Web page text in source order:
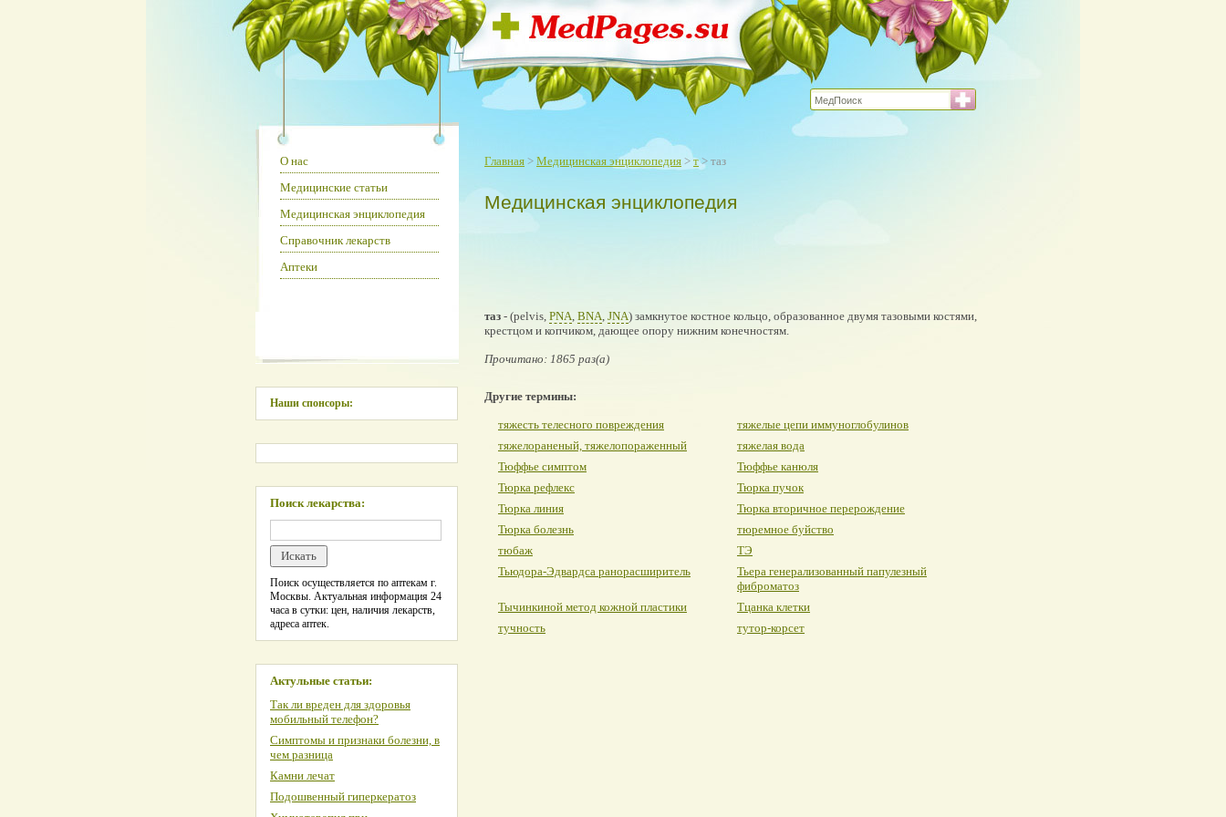
Главная > Медицинская энциклопедия > т> таз
Медицинская энциклопедия
таз - (pelvis, PNA, BNA, JNA) замкнутое костное кольцо, образованное двумя тазовыми костями,
крестцом и копчиком, дающее опору нижним конечностям.
Прочитано: 1865 раз(а)
Другие термины:
тяжесть телесного повреждения
тяжелые цепи иммуноглобулинов
тяжелораненый, тяжелопораженный
тяжелая вода
Тюффье симптом
Тюффье канюля
Тюрка рефлекс
Тюрка пучок
Тюрка линия
Тюрка вторичное перерождение
Тюрка болезнь
тюремное буйство
тюбаж
ТЭ
Тьюдора-Эдвардса ранорасширитель
Тьера генерализованный папулезный
фиброматоз
Тычинкиной метод кожной пластики
Тцанка клетки
тучность
тутор-корсет
О нас
Медицинские статьи
Медицинская энциклопедия
Справочник лекарств
Аптеки
Наши спонсоры:
Поиск лекарства:
Поиск осуществляется по аптекам г.
Москвы. Актуальная информация 24
часа в сутки: цен, наличия лекарств,
адреса аптек.
Актульные статьи:
Так ли вреден для здоровья
мобильный телефон?
Симптомы и признаки болезни, в
чем разница
Камни лечат
Подошвенный гиперкератоз